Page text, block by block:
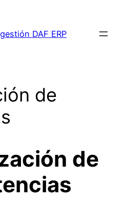
DAF ERP
de
de